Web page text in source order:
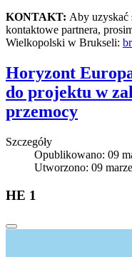
KONTAKT: Aby uzyskać
kontaktowe partnera,
Wielkopolski w Brukseli:
Horyzont
do projektu w
przemocy
Szczegóły
Opublikowano: 09
Utworzono: 09
HE 1